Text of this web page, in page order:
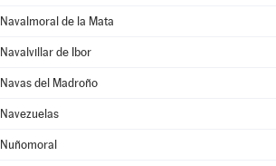
Navalmoral de la Mata
Navalvillar de Ibor
Navas del Madroño
Navezuelas
Nuñomoral